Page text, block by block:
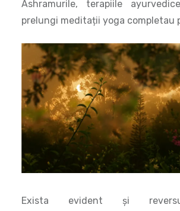
Ashramurile, terapiile
prelungi meditații yoga completau
Exista evident și